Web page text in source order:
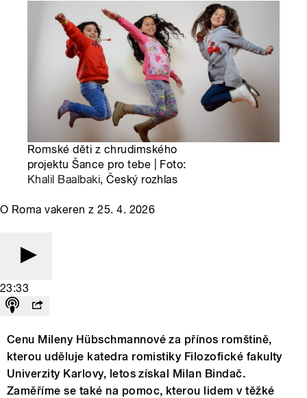
Romské děti z chrudimského
projektu Šance pro tebe | Foto:
Khalil Baalbaki, Český rozhlas
O Roma vakeren z 25. 4. 2026
23:33
Cenu Mileny Hübschmannové za přínos romštině,
kterou uděluje katedra romistiky Filozofické fakulty
Univerzity Karlovy, letos získal Milan Bindač.
Zaměříme se také na pomoc, kterou lidem v těžké